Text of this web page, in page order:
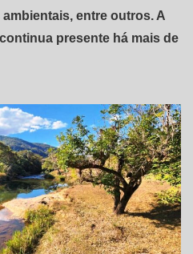
entre outros. A
presente há mais de